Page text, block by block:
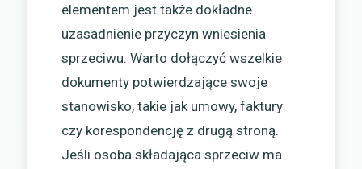
elementem jest także dokładne
uzasadnienie przyczyn wniesienia
sprzeciwu. Warto dołączyć wszelkie
dokumenty potwierdzające swoje
stanowisko, takie jak umowy, faktury
czy korespondencję z drugą stroną.
Jeśli osoba składająca sprzeciw ma